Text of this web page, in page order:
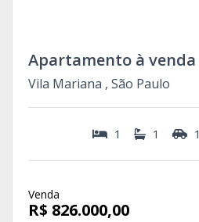
Apartamento à venda
Vila Mariana , São Paulo
1 1 1
Venda
R$ 826.000,00